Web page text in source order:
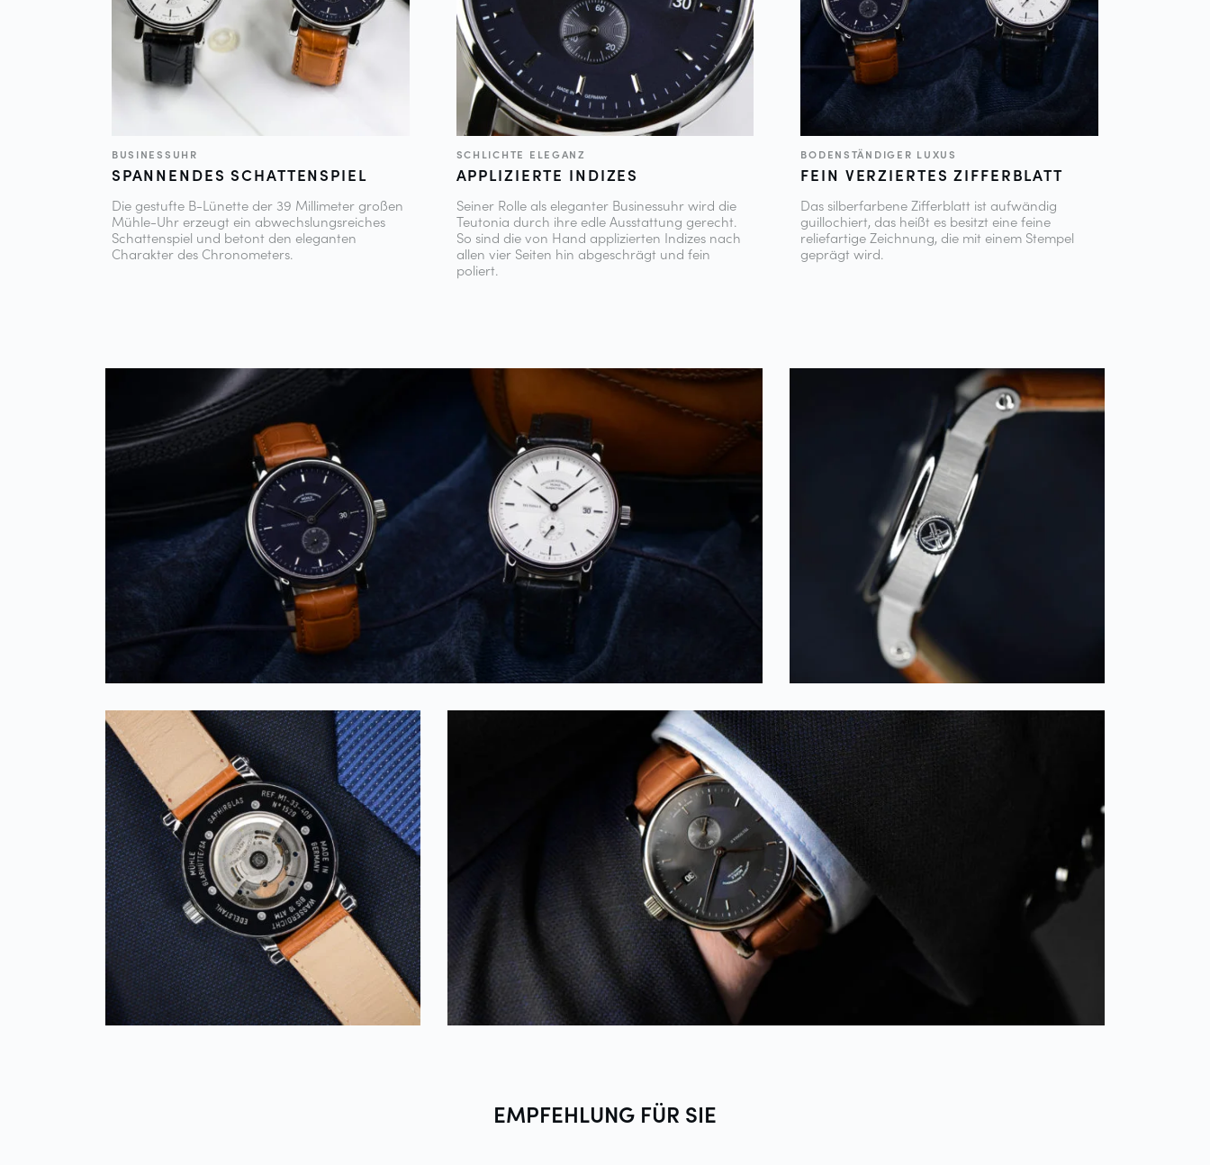
BUSINESSUHR
SPANNENDES SCHATTENSPIEL
Die gestufte B-Lünette der 39 Millimeter großen
Mühle-Uhr erzeugt ein abwechslungsreiches
Schattenspiel und betont den eleganten
Charakter des Chronometers.
SCHLICHTE ELEGANZ
APPLIZIERTE INDIZES
Seiner Rolle als eleganter Businessuhr wird die
Teutonia durch ihre edle Ausstattung gerecht.
So sind die von Hand applizierten Indizes nach
allen vier Seiten hin abgeschrägt und fein
poliert.
BODENSTÄNDIGER LUXUS
FEIN VERZIERTES ZIFFERBLATT
Das silberfarbene Zifferblatt ist aufwändig
guillochiert, das heißt es besitzt eine feine
reliefartige Zeichnung, die mit einem Stempel
geprägt wird.
EMPFEHLUNG FÜR SIE